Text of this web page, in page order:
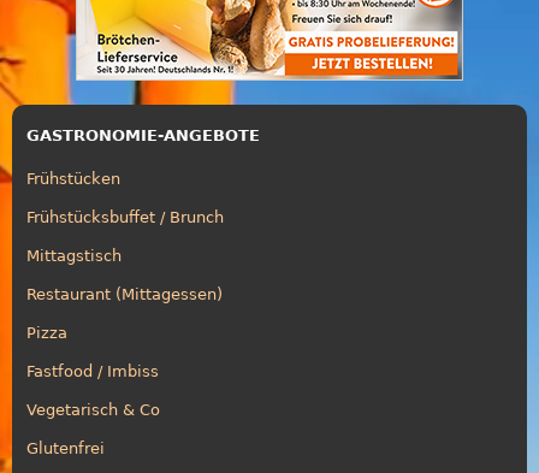
GASTRONOMIE-ANGEBOTE
Frühstücken
Frühstücksbuffet / Brunch
Mittagstisch
Restaurant (Mittagessen)
Pizza
Fastfood / Imbiss
Vegetarisch & Co
Glutenfrei